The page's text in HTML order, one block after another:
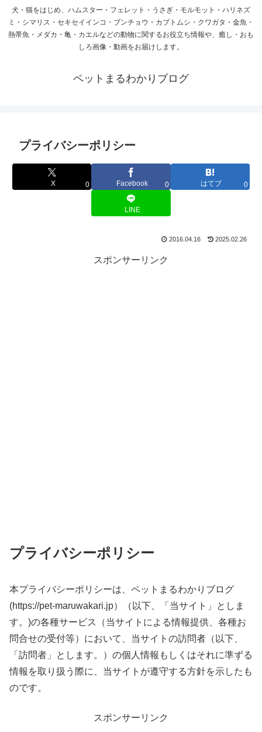
犬・猫をはじめ、ハムスター・フェレット・うさぎ・モルモット・ハリネズ
ミ・シマリス・セキセイインコ・ブンチョウ・カブトムシ・クワガタ・金魚・
熱帯魚・メダカ・亀・カエルなどの動物に関するお役立ち情報や、癒し・おも
しろ画像・動画をお届けします。
ペットまるわかりブログ
プライバシーポリシー
X 0 Facebook 0 はてブ 0
LINE
2016.04.16 2025.02.26
スポンサーリンク
プライバシーポリシー
本プライバシーポリシーは、ペットまるわかりブログ
(https://pet-maruwakari.jp）（以下、「当サイト」としま
す。)の各種サービス（当サイトによる情報提供、各種お
問合せの受付等）において、当サイトの訪問者（以下、
「訪問者」とします。）の個人情報もしくはそれに準ずる
情報を取り扱う際に、当サイトが遵守する方針を示したも
のです。
スポンサーリンク